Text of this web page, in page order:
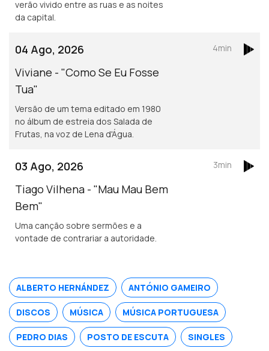
verão vivido entre as ruas e as noites
da capital.
04 Ago, 2026
Viviane - "Como Se Eu Fosse
Tua"
Versão de um tema editado em 1980
no álbum de estreia dos Salada de
Frutas, na voz de Lena d'Água.
4min
03 Ago, 2026
Tiago Vilhena - "Mau Mau Bem
Bem"
Uma canção sobre sermões e a
vontade de contrariar a autoridade.
3min
ALBERTO HERNÁNDEZ ANTÓNIO GAMEIRO
DISCOS MÚSICA MÚSICA PORTUGUESA
PEDRO DIAS POSTO DE ESCUTA SINGLES